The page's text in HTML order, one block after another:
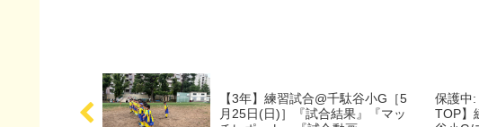
【3年】練習試合@千駄谷小G［5
月25日(日)］『試合結果』『マッ
保護中
TOP】